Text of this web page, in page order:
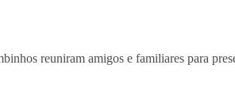
reuniram amigos e familiares para